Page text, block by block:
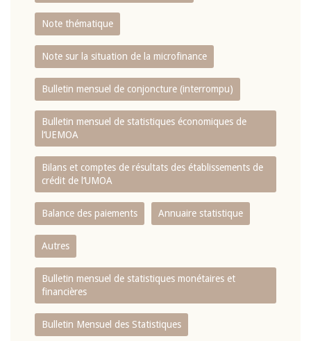
Note thématique
Note sur la situation de la microfinance
Bulletin mensuel de conjoncture (interrompu)
Bulletin mensuel de statistiques économiques de
l‘UEMOA
Bilans et comptes de résultats des établissements de
crédit de l‘UMOA
Balance des paiements Annuaire statistique
Autres
Bulletin mensuel de statistiques monétaires et
financières
Bulletin Mensuel des Statistiques